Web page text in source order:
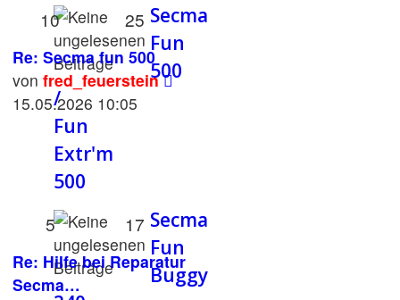
Secma
Fun
500
/
Fun
Extr'm
500
10 25
Re: Secma fun 500
von fred_feuerstein Neuester
15.05.2026 10:05
Secma
Fun
Buggy
5 17
Re: Hilfe bei Reparatur
Secma…